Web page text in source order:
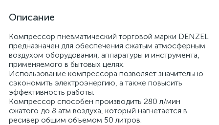
Описание
Компрессор пневматический торговой марки DENZEL
предназначен для обеспечения сжатым атмосферным
воздухом оборудования, аппаратуры и инструмента,
применяемого в бытовых целях.
Использование компрессора позволяет значительно
сэкономить электроэнергию, а также повысить
эффективность работы.
Компрессор способен производить 280 л/мин
сжатого до 8 атм воздуха, который нагнетается в
ресивер общим объемом 50 литров.